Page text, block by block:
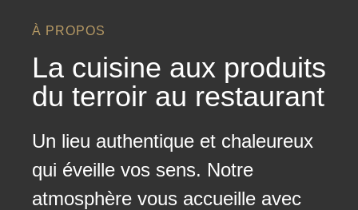
À PROPOS
La cuisine aux produits
du terroir au restaurant
Un lieu authentique et chaleureux
qui éveille vos sens. Notre
atmosphère vous accueille avec